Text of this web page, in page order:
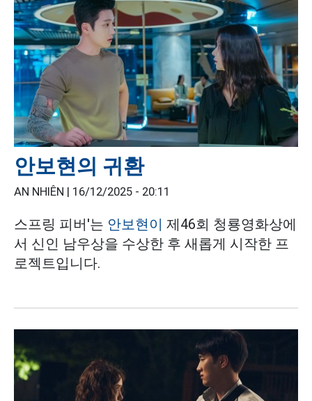
안보현의 귀환
AN NHIÊN | 16/12/2025 - 20:11
스프링 피버'는 안보현이 제46회 청룡영화상에
서 신인 남우상을 수상한 후 새롭게 시작한 프
로젝트입니다.